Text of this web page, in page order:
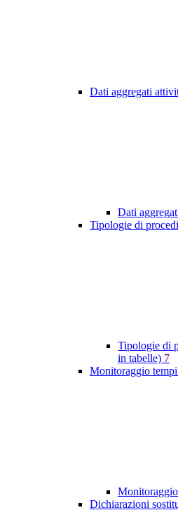
Dati aggregati
Dati
Tipologie di
Tipologie di
in tabelle) 7
Monitoraggio
Dichiarazioni